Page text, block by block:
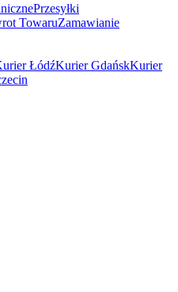
Przesyłki
TowaruZamawianie
ŁódźKurier GdańskKurier